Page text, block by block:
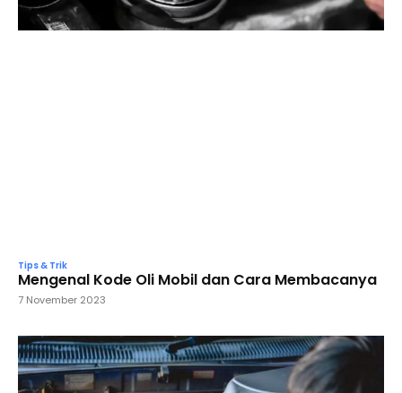
Tips & Trik
Mengenal Kode Oli Mobil dan Cara Membacanya
7 November 2023